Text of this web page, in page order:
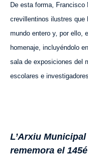
De esta forma, Francisco
crevillentinos ilustres que
mundo entero y, por ello,
homenaje, incluyéndolo
sala de exposiciones del
escolares e
L’Arxiu
rememora el